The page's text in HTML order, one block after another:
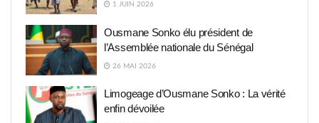
1 JUIN 2026
Ousmane Sonko élu président de
l’Assemblée nationale du Sénégal
26 MAI 2026
Limogeage d’Ousmane Sonko : La vérité
enfin dévoilée